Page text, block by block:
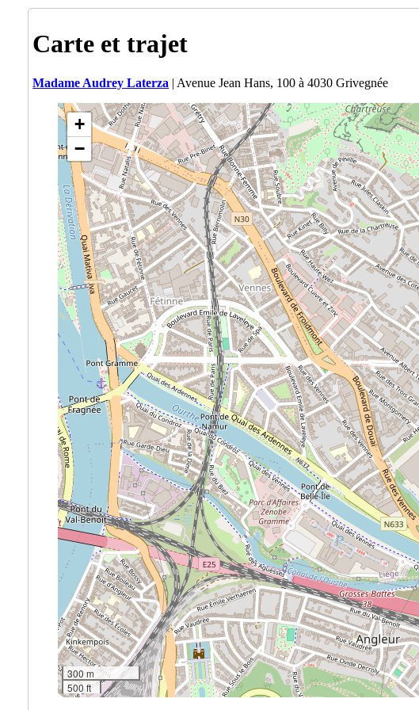
Carte et trajet
Madame Audrey Laterza | Avenue Jean Hans, 100 à 4030 Grivegnée
+
−
300 m
500 ft